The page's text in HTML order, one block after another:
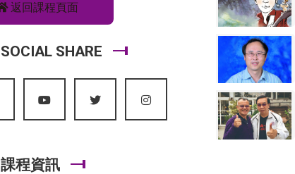
返回課程頁面
SOCIAL SHARE
課程資訊